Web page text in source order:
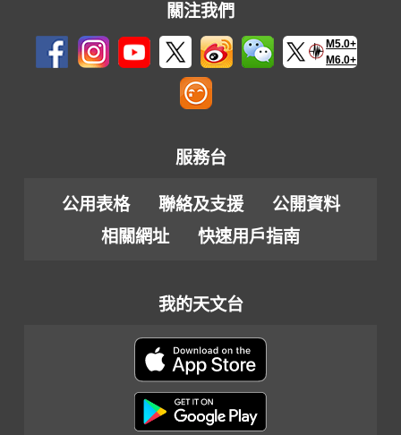
關注我們
M5.0+
M6.0+
服務台
公用表格 聯絡及支援
公開資料
相關網址
快速用戶指南
我的天文台